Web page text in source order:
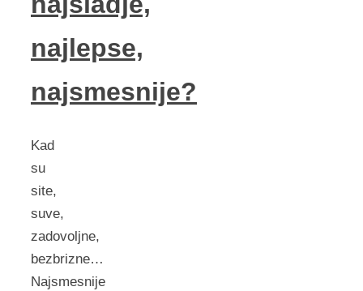
najlepse,
najsmesnije?
Kad
su
site,
suve,
zadovoljne,
bezbrizne…
Najsmesnije